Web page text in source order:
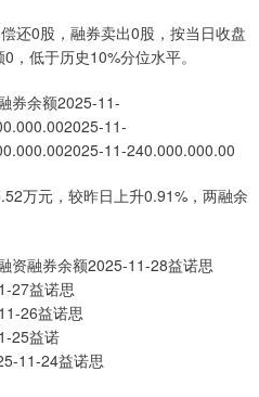
还0股，融券卖出0股，按当日收盘
，低于历史10%分位水平。
券余额2025-11-
11-
11-240.000.000.00
万元，较昨日上升0.91%，两融余
资融券余额2025-11-28益诺思
27益诺思
26益诺思
25益诺
11-24益诺思